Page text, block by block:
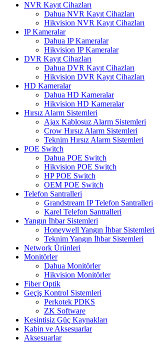
NVR Kayıt Cihazları
Dahua NVR Kayıt Cihazları
Hikvision NVR Kayıt Cihazları
IP Kameralar
Dahua IP Kameralar
Hikvision IP Kameralar
DVR Kayıt Cihazları
Dahua DVR Kayıt Cihazları
Hikvision DVR Kayıt Cihazları
HD Kameralar
Dahua HD Kameralar
Hikvision HD Kameralar
Hırsız Alarm Sistemleri
Ajax Kablosuz Alarm Sistemleri
Crow Hırsız Alarm Sistemleri
Teknim Hırsız Alarm Sistemleri
POE Switch
Dahua POE Switch
Hikvision POE Switch
HP POE Switch
OEM POE Switch
Telefon Santralleri
Grandstream IP Telefon Santralleri
Karel Telefon Santralleri
Yangın İhbar Sistemleri
Honeywell Yangın İhbar Sistemleri
Teknim Yangın İhbar Sistemleri
Network Ürünleri
Monitörler
Dahua Monitörler
Hikvision Monitörler
Fiber Optik
Geçiş Kontrol Sistemleri
Perkotek PDKS
ZK Software
Kesintisiz Güç Kaynakları
Kabin ve Aksesuarlar
Aksesuarlar